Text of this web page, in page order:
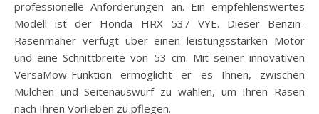
professionelle Anforderungen an. Ein empfehlenswertes
Modell ist der Honda HRX 537 VYE. Dieser Benzin-
Rasenmäher verfügt über einen leistungsstarken Motor
und eine Schnittbreite von 53 cm. Mit seiner innovativen
VersaMow-Funktion ermöglicht er es Ihnen, zwischen
Mulchen und Seitenauswurf zu wählen, um Ihren Rasen
nach Ihren Vorlieben zu pflegen.